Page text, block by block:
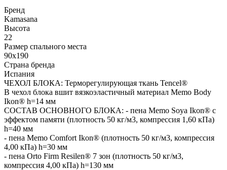
Бренд
Kamasana
Высота
22
Размер спального места
90x190
Страна бренда
Испания
ЧЕХОЛ БЛОКА: Терморегулирующая ткань Tencel®
В чехол блока вшит вязкоэластичный материал Memo Body
Ikon® h=14 мм
СОСТАВ ОСНОВНОГО БЛОКА: - пена Memo Soya Ikon® с
эффектом памяти (плотность 50 кг/м3, компрессия 1,60 кПа)
h=40 мм
- пена Memo Comfort Ikon® (плотность 50 кг/м3, компрессия
4,00 кПа) h=30 мм
- пена Orto Firm Resilen® 7 зон (плотность 50 кг/м3,
компрессия 4,00 кПа) h=130 мм